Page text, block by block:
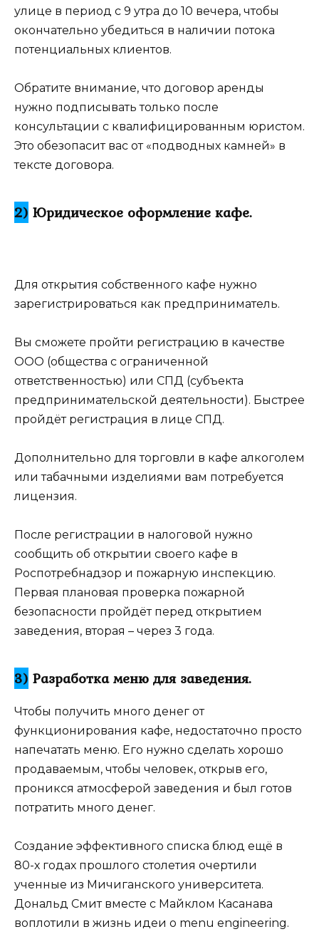
улице в период с 9 утра до 10 вечера, чтобы
окончательно убедиться в наличии потока
потенциальных клиентов.
Обратите внимание, что договор аренды
нужно подписывать только после
консультации с квалифицированным юристом.
Это обезопасит вас от «подводных камней» в
тексте договора.
2) Юридическое оформление кафе.
Для открытия собственного кафе нужно
зарегистрироваться как предприниматель.
Вы сможете пройти регистрацию в качестве
ООО (общества с ограниченной
ответственностью) или СПД (субъекта
предпринимательской деятельности). Быстрее
пройдёт регистрация в лице СПД.
Дополнительно для торговли в кафе алкоголем
или табачными изделиями вам потребуется
лицензия.
После регистрации в налоговой нужно
сообщить об открытии своего кафе в
Роспотребнадзор и пожарную инспекцию.
Первая плановая проверка пожарной
безопасности пройдёт перед открытием
заведения, вторая – через 3 года.
3) Разработка меню для заведения.
Чтобы получить много денег от
функционирования кафе, недостаточно просто
напечатать меню. Его нужно сделать хорошо
продаваемым, чтобы человек, открыв его,
проникся атмосферой заведения и был готов
потратить много денег.
Создание эффективного списка блюд ещё в
80-х годах прошлого столетия очертили
ученные из Мичиганского университета.
Дональд Смит вместе с Майклом Касанава
воплотили в жизнь идеи о menu engineering.